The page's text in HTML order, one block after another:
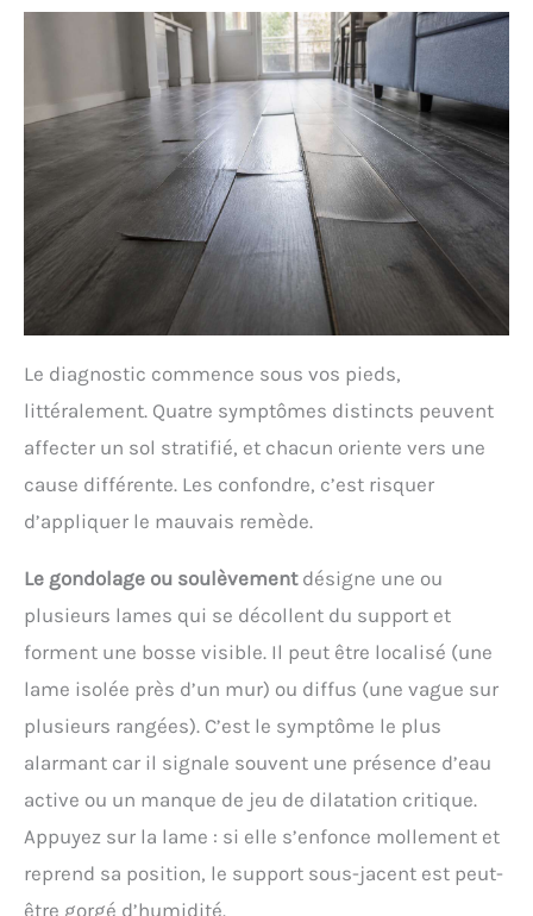
Le diagnostic commence sous vos pieds,
littéralement. Quatre symptômes distincts peuvent
affecter un sol stratifié, et chacun oriente vers une
cause différente. Les confondre, c’est risquer
d’appliquer le mauvais remède.
Le gondolage ou soulèvementdésigne une ou
plusieurs lames qui se décollent du support et
forment une bosse visible. Il peut être localisé (une
lame isolée près d’un mur) ou diffus (une vague sur
plusieurs rangées). C’est le symptôme le plus
alarmant car il signale souvent une présence d’eau
active ou un manque de jeu de dilatation critique.
Appuyez sur la lame : si elle s’enfonce mollement et
reprend sa position, le support sous-jacent est peut-
être gorgé d’humidité.